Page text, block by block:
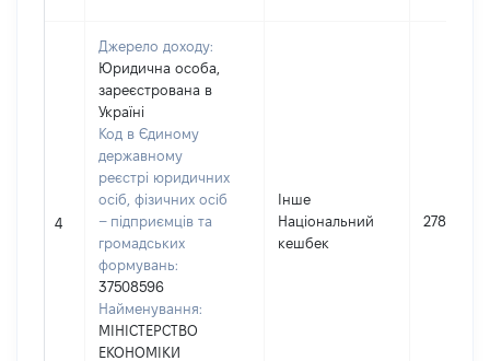
4
Джерело доходу:
Юридична особа,
зареєстрована в
Україні
Код в Єдиному
державному
реєстрі юридичних
осіб, фізичних осіб
– підприємців та
громадських
формувань:
37508596
Найменування:
МІНІСТЕРСТВО
ЕКОНОМІКИ
Інше
Національний
кешбек
278